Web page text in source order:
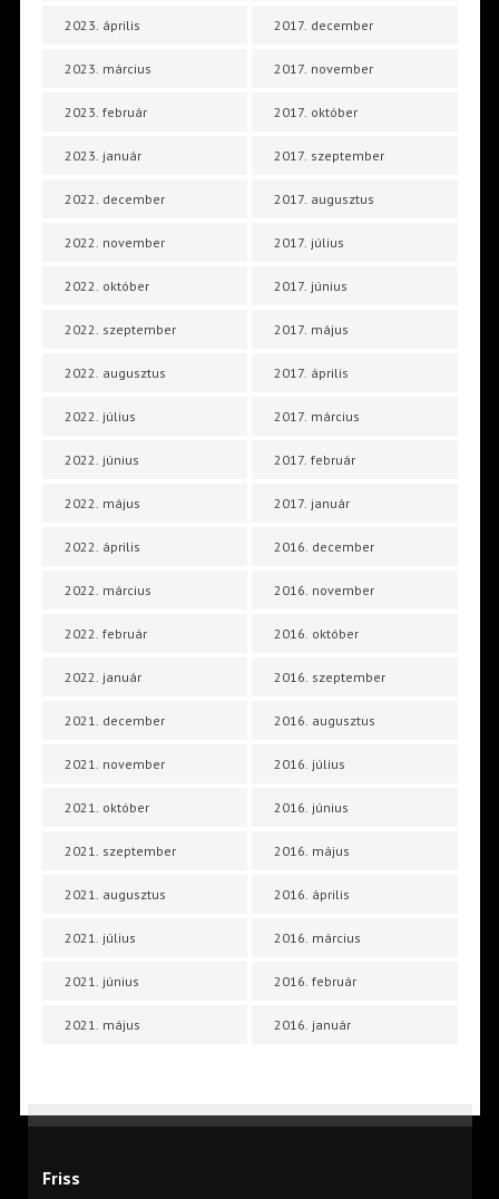
2023. április
2023. március
2023. február
2023. január
2022. december
2022. november
2022. október
2022. szeptember
2022. augusztus
2022. július
2022. június
2022. május
2022. április
2022. március
2022. február
2022. január
2021. december
2021. november
2021. október
2021. szeptember
2021. augusztus
2021. július
2021. június
2021. május
2017. december
2017. november
2017. október
2017. szeptember
2017. augusztus
2017. július
2017. június
2017. május
2017. április
2017. március
2017. február
2017. január
2016. december
2016. november
2016. október
2016. szeptember
2016. augusztus
2016. július
2016. június
2016. május
2016. április
2016. március
2016. február
2016. január
Friss